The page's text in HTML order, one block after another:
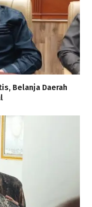
Belanja Daerah